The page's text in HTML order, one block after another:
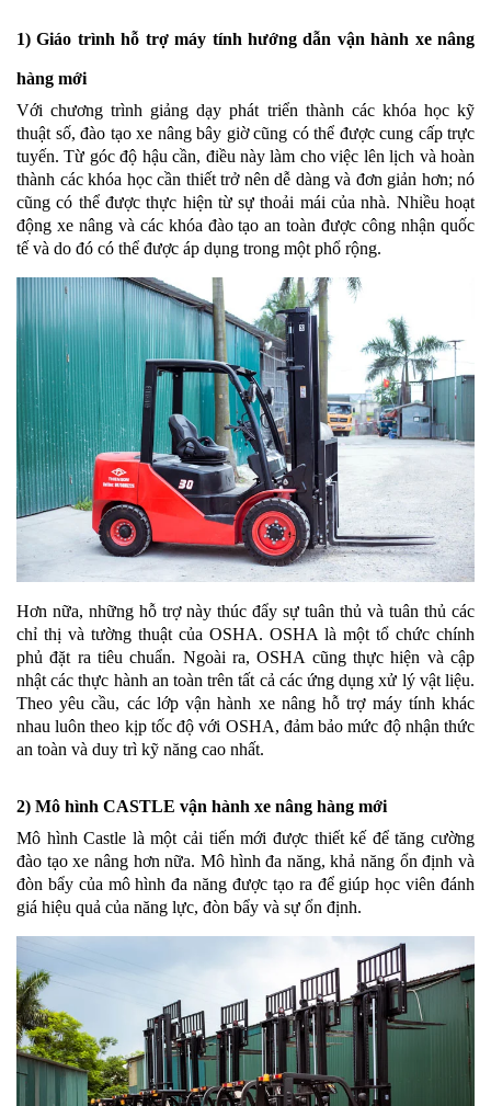
1) Giáo trình hỗ trợ máy tính hướng dẫn vận hành xe nâng
hàng mới
Với chương trình giảng dạy phát triển thành các khóa học kỹ
thuật số, đào tạo xe nâng bây giờ cũng có thể được cung cấp trực
tuyến. Từ góc độ hậu cần, điều này làm cho việc lên lịch và hoàn
thành các khóa học cần thiết trở nên dễ dàng và đơn giản hơn; nó
cũng có thể được thực hiện từ sự thoải mái của nhà. Nhiều hoạt
động xe nâng và các khóa đào tạo an toàn được công nhận quốc
tế và do đó có thể được áp dụng trong một phổ rộng.
Hơn nữa, những hỗ trợ này thúc đẩy sự tuân thủ và tuân thủ các
chỉ thị và tường thuật của OSHA. OSHA là một tổ chức chính
phủ đặt ra tiêu chuẩn. Ngoài ra, OSHA cũng thực hiện và cập
nhật các thực hành an toàn trên tất cả các ứng dụng xử lý vật liệu.
Theo yêu cầu, các lớp vận hành xe nâng hỗ trợ máy tính khác
nhau luôn theo kịp tốc độ với OSHA, đảm bảo mức độ nhận thức
an toàn và duy trì kỹ năng cao nhất.
2) Mô hình CASTLE vận hành xe nâng hàng mới
Mô hình Castle là một cải tiến mới được thiết kế để tăng cường
đào tạo xe nâng hơn nữa. Mô hình đa năng, khả năng ổn định và
đòn bẩy của mô hình đa năng được tạo ra để giúp học viên đánh
giá hiệu quả của năng lực, đòn bẩy và sự ổn định.